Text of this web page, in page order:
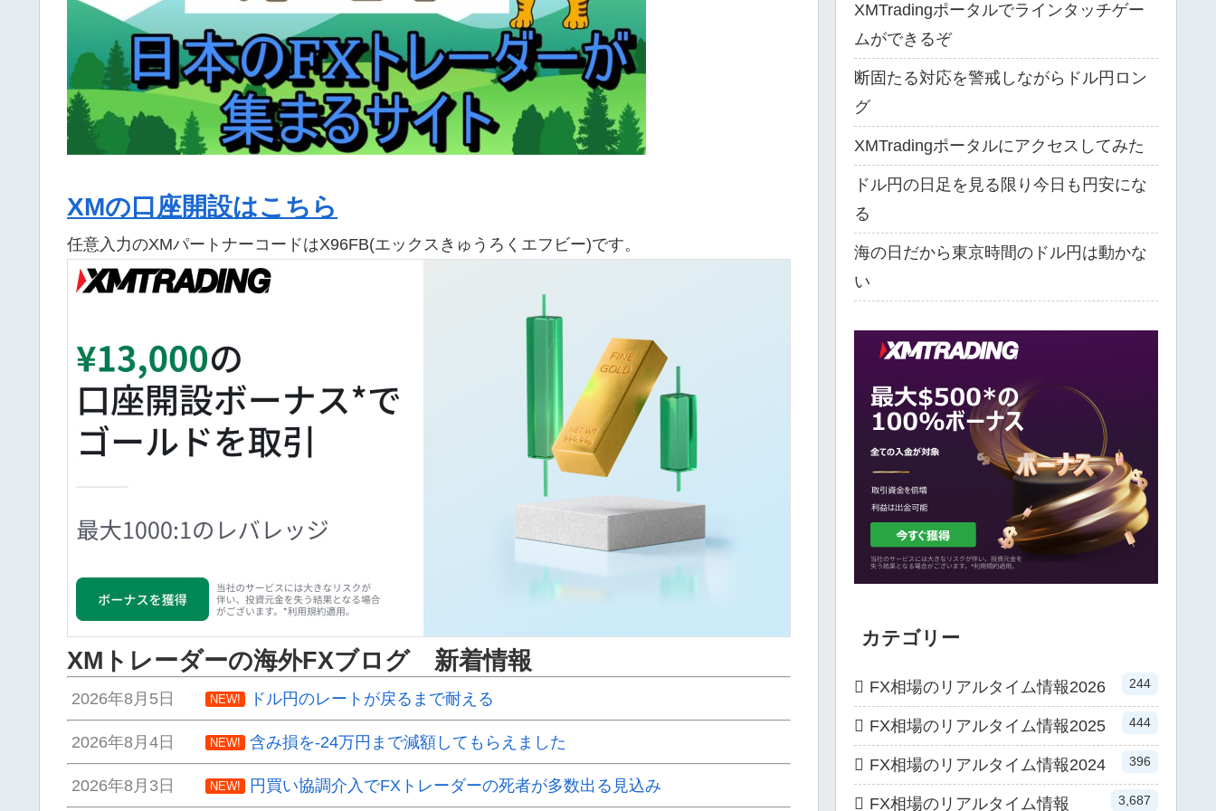
XMの口座開設はこちら
任意入力のXMパートナーコードはX96FB(エックスきゅうろくエフビー)です。
XMトレーダーの海外FXブログ 新着情報
2026年8月5日 NEW! ドル円のレートが戻るまで耐える
2026年8月4日 NEW! 含み損を-24万円まで減額してもらえました
2026年8月3日 NEW! 円買い協調介入でFXトレーダーの死者が多数出る見込み
XMTradingポータルでラインタッチゲー
ムができるぞ
断固たる対応を警戒しながらドル円ロン
グ
XMTradingポータルにアクセスしてみた
ドル円の日足を見る限り今日も円安にな
る
海の日だから東京時間のドル円は動かな
い
カテゴリー
FX相場のリアルタイム情報2026 244
FX相場のリアルタイム情報2025 444
FX相場のリアルタイム情報2024 396
FX相場のリアルタイム情報 3,687